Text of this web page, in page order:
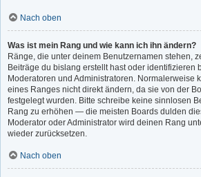
Nach oben
Was ist mein Rang und wie kann ich ihn ändern?
Ränge, die unter deinem Benutzernamen stehen,
Beiträge du bislang erstellt hast oder identifizieren
Moderatoren und Administratoren. Normalerweise
eines Ranges nicht direkt ändern, da sie von der
festgelegt wurden. Bitte schreibe keine sinnlosen
Rang zu erhöhen — die meisten Boards dulden
Moderator oder Administrator wird deinen Rang
wieder zurücksetzen.
Nach oben